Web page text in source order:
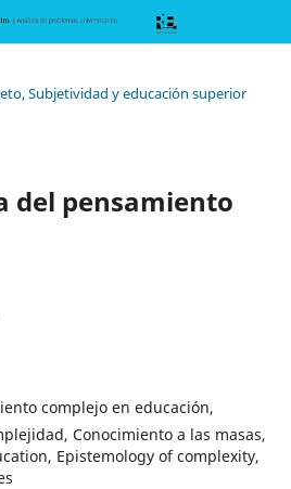
Subjetividad y educación superior
del pensamiento
complejo en educación,
Conocimiento a las masas,
Epistemology of complexity,